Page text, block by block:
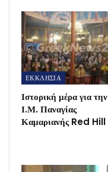
ΕΚΚΛΗΣΙΑ
Ιστορική μέρα για την
Ι.Μ. Παναγίας
Καμαριανής Red Hill